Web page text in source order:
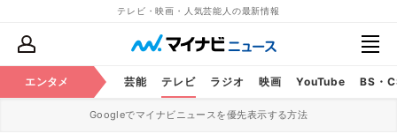
テレビ・映画・人気芸能人の最新情報
エンタメ 芸能 テレビ ラジオ 映画 YouTube BS・
Googleでマイナビニュースを優先表示する方法